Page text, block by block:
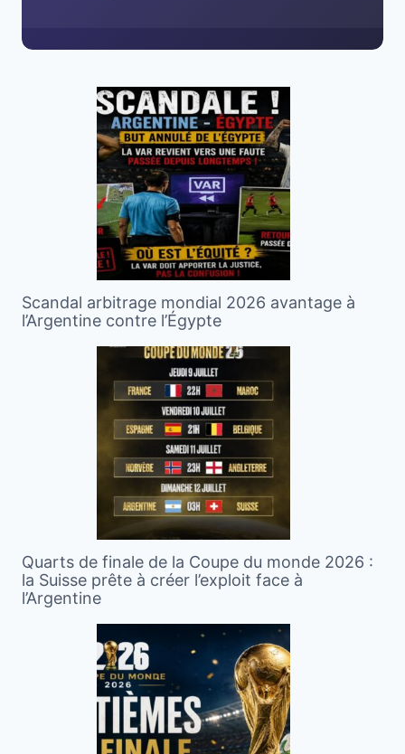
Scandal arbitrage mondial 2026 avantage à
l’Argentine contre l’Égypte
Quarts de finale de la Coupe du monde 2026 :
la Suisse prête à créer l’exploit face à
l’Argentine